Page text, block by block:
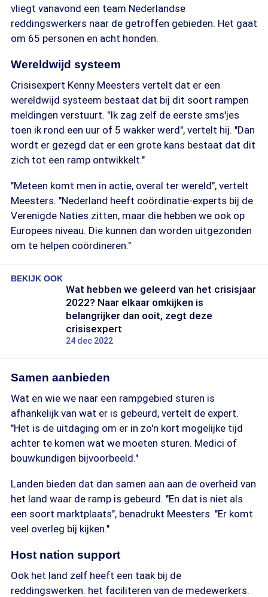
vliegt vanavond een team Nederlandse
reddingswerkers naar de getroffen gebieden. Het gaat
om 65 personen en acht honden.
Wereldwijd systeem
Crisisexpert Kenny Meesters vertelt dat er een
wereldwijd systeem bestaat dat bij dit soort rampen
meldingen verstuurt. "Ik zag zelf de eerste sms'jes
toen ik rond een uur of 5 wakker werd", vertelt hij. "Dan
wordt er gezegd dat er een grote kans bestaat dat dit
zich tot een ramp ontwikkelt."
"Meteen komt men in actie, overal ter wereld", vertelt
Meesters. "Nederland heeft coördinatie-experts bij de
Verenigde Naties zitten, maar die hebben we ook op
Europees niveau. Die kunnen dan worden uitgezonden
om te helpen coördineren."
BEKIJK OOK
Wat hebben we geleerd van het crisisjaar
2022? Naar elkaar omkijken is
belangrijker dan ooit, zegt deze
crisisexpert
24 dec 2022
Samen aanbieden
Wat en wie we naar een rampgebied sturen is
afhankelijk van wat er is gebeurd, vertelt de expert.
"Het is de uitdaging om er in zo'n kort mogelijke tijd
achter te komen wat we moeten sturen. Medici of
bouwkundigen bijvoorbeeld."
Landen bieden dat dan samen aan aan de overheid van
het land waar de ramp is gebeurd. "En dat is niet als
een soort marktplaats", benadrukt Meesters. "Er komt
veel overleg bij kijken."
Host nation support
Ook het land zelf heeft een taak bij de
reddingswerken: het faciliteren van de medewerkers.